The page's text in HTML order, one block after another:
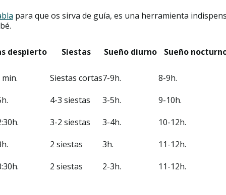
para que os sirva de guía, es una herramienta
despierto Siestas Sueño diurno Sueño n
Siestas cortas7-9h.
8-9h.
4-3 siestas 3-5h.
9-10h.
3-2 siestas 3-4h.
10-12h.
2 siestas 3h.
11-12h.
2 siestas 2-3h. 11-12h.